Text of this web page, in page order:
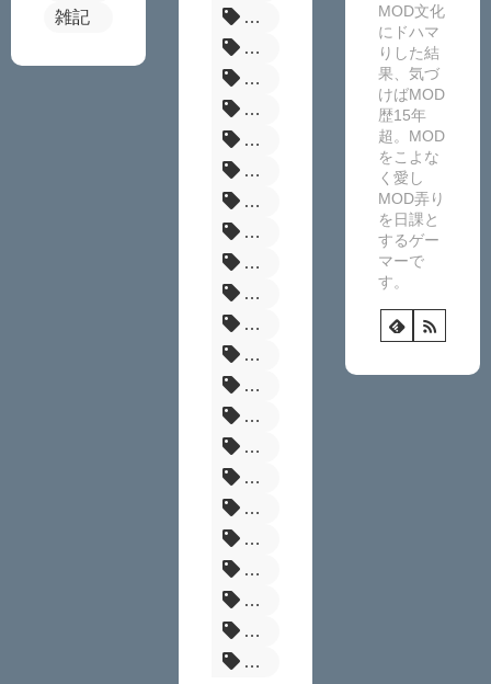
雑記
MOD
原神MOD
サイレントヒルf
MHW
Enderal
Fallout:London
MHR
バイオRE4
NexusMods
グラブルリリンク
髪型
RE4
エルデンリング
ダークソウル3
ドラゴンズドグマ2
まとめ
Fallout
パルファーム
タブレット
エスケープフロムダッコフ
Skyrim
BF6
MOD文化
にドハマ
りした結
果、気づ
けばMOD
歴15年
超。MOD
をこよな
く愛し
MOD弄り
を日課と
するゲー
マーで
す。